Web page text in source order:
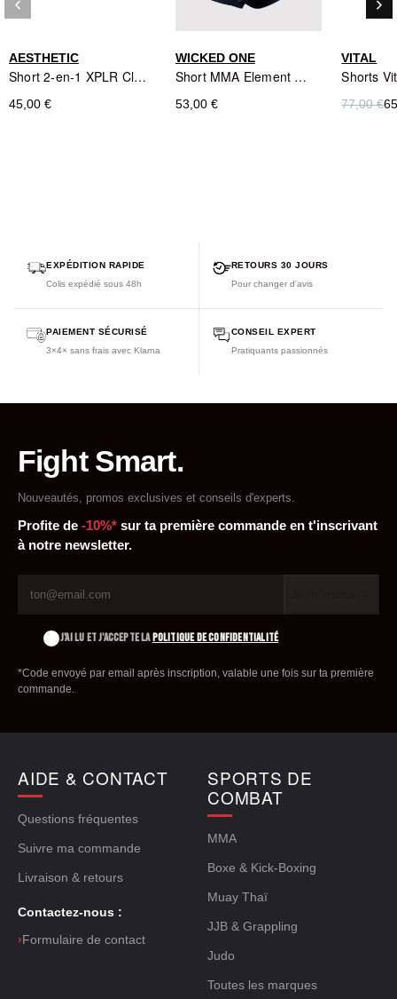
porte une taille M.
AESTHETIC
Short 2-en-1 XPLR Clutch Aesthetic (Texas)
45,00 €
WICKED ONE
Short MMA Element Métavers Navy - Wicked One
53,00 €
VITAL
77,00 €
Précédent
keyboard_arrow_left keyboard_arrow_right
EXPÉDITION RAPIDE
Colis expédié sous 48h
RETOURS 30 JOURS
Pour changer d'avis
PAIEMENT SÉCURISÉ
3×4× sans frais avec Klarna
CONSEIL EXPERT
Pratiquants passionnés
Fight Smart.
Nouveautés, promos exclusives et conseils d'experts.
Profite de -10%* sur ta première commande en t'inscrivant
à notre newsletter.
J'AI LU ET J'ACCEPTE LAPOLITIQUE DE CONFIDENTIALITÉ
*Code envoyé par email après inscription, valable une fois sur ta première
commande.
AIDE & CONTACT
Questions fréquentes
Suivre ma commande
Livraison & retours
Contactez-nous :
›Formulaire de contact
SPORTS DE
COMBAT
MMA
Boxe & Kick-Boxing
Muay Thaï
JJB & Grappling
Judo
Toutes les marques